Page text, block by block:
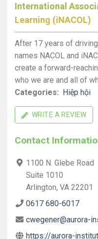
International
Learning (iNACOL)
After 17 years of
names NACOL and
create a forward-
who we are and all of
Categories:
Hiệp hội
WRITE A REVIEW
Contact
1100 N. Glebe Road
Suite 1010
Arlington, VA 22201
0617 680-6017
cwegener@aurora-
https://aurora-